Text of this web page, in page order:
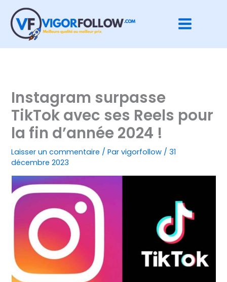
contenu
Instagram surpasse
TikTok avec ses Reels pour
la fin d’année 2024 !
Laisser un commentaire / Parvigorfollow / 31
décembre 2023